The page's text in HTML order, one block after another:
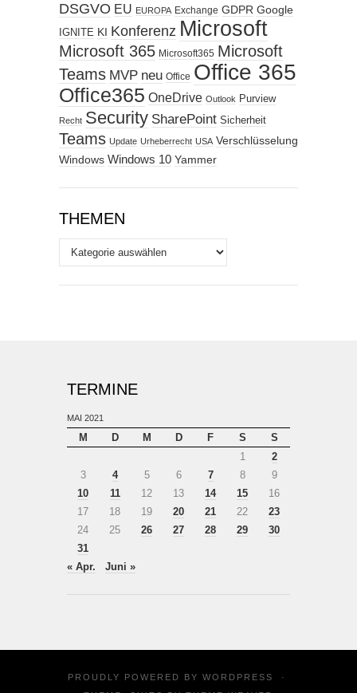
DSGVO EU EUROPA Exchange GDPR Google
IGNITE KI Konferenz Microsoft
Microsoft 365 Microsoft365 Microsoft
Teams MVP neu Office Office 365
Office365 OneDrive Outlook Purview
Recht Security SharePoint Sicherheit
Teams Update Urheberrecht USA Verschlüsselung
Windows Windows 10 Yammer
THEMEN
Themen
TERMINE
MAI 2021
M D M D F S
S
1
2
3
4 5 6 7 8
9
10
11 12 13 14 15
16
17
18 19 20 21 22
23
24
25 26 27 28 29
30
31
« Apr.
Juni »
PROUDLY POWERED BY WORDPRESS
·